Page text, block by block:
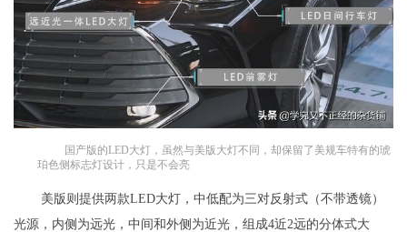
国产版的LED大灯，虽然与美版大灯不同，却保留了美规车特有的琥
珀色侧标志灯设计，只是不会亮
美版则提供两款LED大灯，中低配为三对反射式（不带透镜）
光源，内侧为远光，中间和外侧为近光，组成4近2远的分体式大